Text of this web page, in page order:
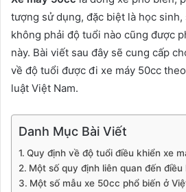
tượng sử dụng, đặc biệt là học
không phải độ tuổi nào cũng được
này. Bài viết sau đây sẽ cung cấp
về độ tuổi được đi xe máy 50cc
luật Việt Nam.
Danh Mục Bài Viết
Quy định về độ tuổi điều khiển xe
Một số quy định liên quan đến
Một số mẫu xe 50cc phổ biến ở